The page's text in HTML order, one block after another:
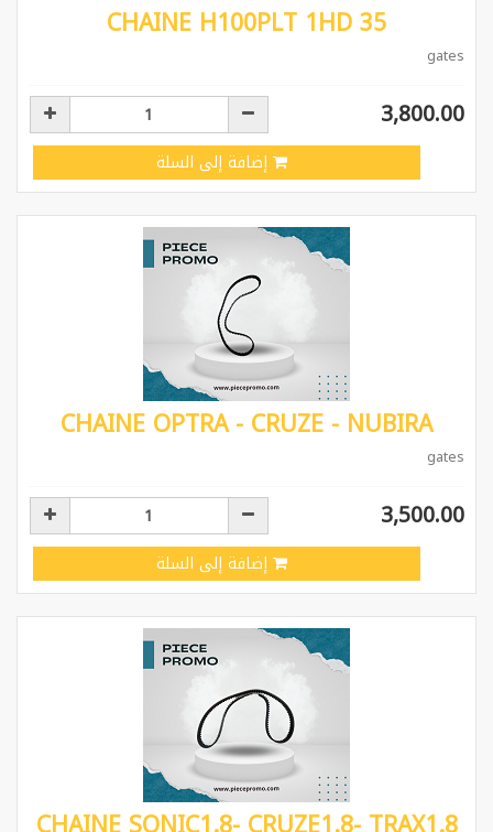
CHAINE H100PLT 1HD 35
gates
3,800.00
إضافة إلى السلة
CHAINE OPTRA - CRUZE - NUBIRA
gates
3,500.00
إضافة إلى السلة